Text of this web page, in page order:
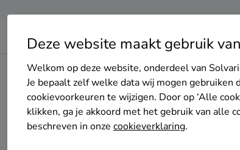
Deze website maakt gebruik
Welkom op deze website, onderdeel van
Je bepaalt zelf welke data wij mogen gebruiken
cookievoorkeuren te wijzigen. Door op ‘Alle
klikken, ga je akkoord met het gebruik van alle
beschreven in onze cookieverklaring.
Home Centrale verwarming Limburg